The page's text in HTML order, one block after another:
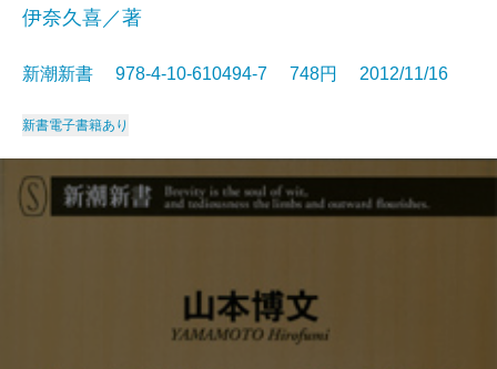
伊奈久喜／著
新潮新書 978-4-10-610494-7 748円 2012/11/16
新書電子書籍あり